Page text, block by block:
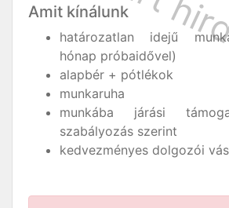
Amit kínálunk
határozatlan idejű
hónap próbaidővel)
alapbér + pótlékok
munkaruha
munkába járási
szabályozás szerint
kedvezményes dolgozói